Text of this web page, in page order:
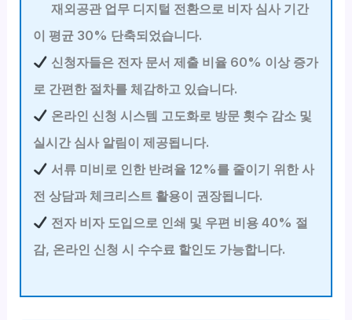
재외공관 업무 디지털 전환으로 비자 심사 기간
이 평균 30% 단축되었습니다.
신청자들은 전자 문서 제출 비율 60% 이상 증가
로 간편한 절차를 체감하고 있습니다.
온라인 신청 시스템 고도화로 방문 횟수 감소 및
실시간 심사 알림이 제공됩니다.
서류 미비로 인한 반려율 12%를 줄이기 위한 사
전 상담과 체크리스트 활용이 권장됩니다.
전자 비자 도입으로 인쇄 및 우편 비용 40% 절
감, 온라인 신청 시 수수료 할인도 가능합니다.